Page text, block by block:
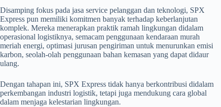
Disamping fokus pada jasa service pelanggan dan teknologi, SPX
Express pun memiliki komitmen banyak terhadap keberlanjutan
komplek. Mereka menerapkan praktik ramah lingkungan didalam
operasional logistiknya, semacam penggunaan kendaraan murah
meriah energi, optimasi jurusan pengiriman untuk menurunkan emisi
karbon, seolah-olah penggunaan bahan kemasan yang dapat didaur
ulang.
Dengan tahapan ini, SPX Express tidak hanya berkontribusi didalam
perkembangan industri logistik, tetapi juga mendukung cara global
dalam menjaga kelestarian lingkungan.